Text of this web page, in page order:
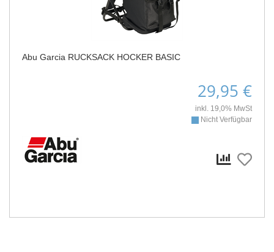
Abu Garcia RUCKSACK HOCKER BASIC
29,95 €
inkl. 19,0% MwSt
Nicht Verfügbar